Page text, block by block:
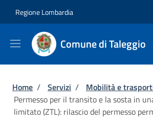
Regione Lombardia
Comune di Taleggio
Briciole di pane
Home / Servizi / Mobilità e
Permesso per il transito e la sosta in
limitato (ZTL): rilascio del permesso